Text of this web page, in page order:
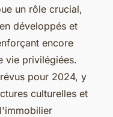
un rôle crucial,
développés et
encore
vie privilégiées.
pour 2024, y
culturelles et